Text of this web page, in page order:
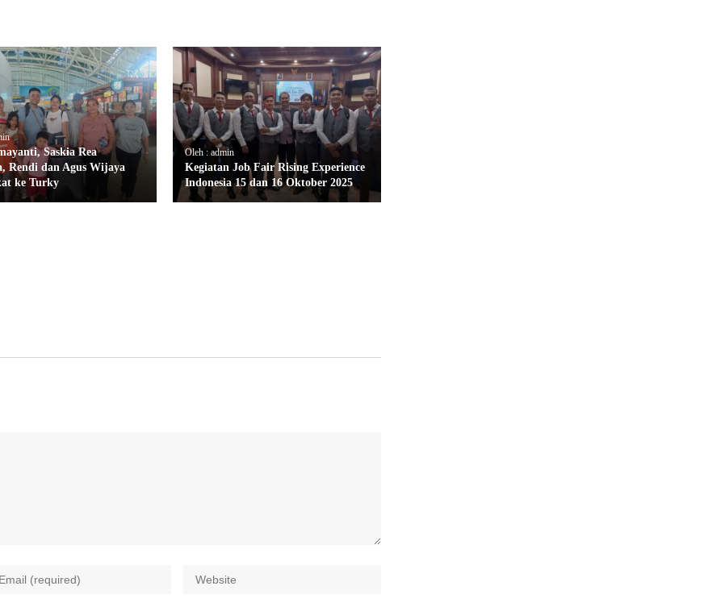
Saskia Rea
Rendi dan Agus Wijaya
ke Turky
Oleh : admin
Kegiatan Job Fair Rising Experience
Indonesia 15 dan 16 Oktober 2025